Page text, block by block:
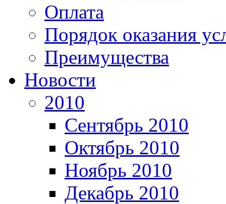
Оплата
Порядок оказания
Преимущества
Новости
2010
Сентябрь 2010
Октябрь 2010
Ноябрь 2010
Декабрь 2010